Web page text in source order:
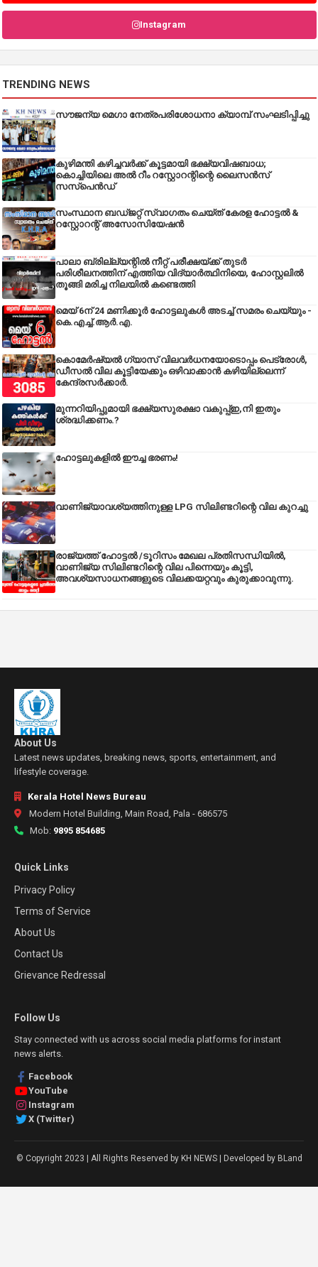
Instagram
TRENDING NEWS
സൗജന്യ മെഗാ നേത്രപരിശോധനാ ക്യാമ്പ് സംഘടിപ്പിച്ചു
കുഴിമന്തി കഴിച്ചവർക്ക് കൂട്ടമായി ഭക്ഷ്യവിഷബാധ;
കൊച്ചിയിലെ അൽ റീം റസ്റ്റോറന്റിന്റെ ലൈസൻസ്
സസ്പെൻഡ്
സംസ്ഥാന ബഡ്‌ജറ്റ് സ്വാഗതം ചെയ്ത് കേരള ഹോട്ടൽ &
റസ്റ്റോറന്റ് അസോസിയേഷൻ
പാലാ ബ്രില്ല്യന്റിൽ നീറ്റ് പരീക്ഷയ്ക്ക് തുടർ
പരിശീലനത്തിന് എത്തിയ വിദ്യാർത്ഥിനിയെ, ഹോസ്റ്റലിൽ
തൂങ്ങി മരിച്ച നിലയിൽ കണ്ടെത്തി
മെയ് 6ന് 24 മണിക്കൂർ ഹോട്ടലുകൾ അടച്ച് സമരം ചെയ്യും -
കെ.എച്ച്.ആർ.എ.
കൊമേർഷ്യൽ ഗ്യാസ് വിലവർധനയോടൊപ്പം പെട്രോൾ,
ഡീസല്‍ വില കൂട്ടിയേക്കും ഒഴിവാക്കാന്‍ കഴിയില്ലെന്ന്
കേന്ദ്രസര്‍ക്കാര്‍.
മുന്നറിയിപ്പുമായി ഭക്ഷ്യസുരക്ഷാ വകുപ്പ്ഇ,നി ഇതും
ശ്രദ്ധിക്കണം.?
ഹോട്ടലുകളിൽ ഈച്ച ഭരണം!
വാണിജ്യാവശ്യത്തിനുള്ള LPG സിലിണ്ടറിന്റെ വില കുറച്ചു
രാജ്യത്ത് ഹോട്ടൽ /ടൂറിസം മേഖല പ്രതിസന്ധിയിൽ,
വാണിജ്യ സിലിണ്ടറിന്റെ വില പിന്നെയും കൂട്ടി,
അവശ്യസാധനങ്ങളുടെ വിലക്കയറ്റവും കുരുക്കാവുന്നു.
About Us
Latest news updates, breaking news, sports, entertainment, and
lifestyle coverage.
Kerala Hotel News Bureau
Modern Hotel Building, Main Road, Pala - 686575
Mob: 9895 854685
Quick Links
Privacy Policy
Terms of Service
About Us
Contact Us
Grievance Redressal
Follow Us
Stay connected with us across social media platforms for instant
news alerts.
Facebook
YouTube
Instagram
X (Twitter)
© Copyright 2023 | All Rights Reserved by KH NEWS | Developed by BLand